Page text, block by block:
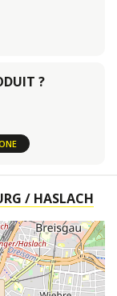
?
/ HASLACH